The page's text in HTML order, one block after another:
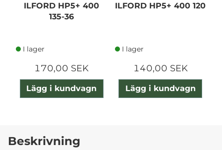
ILFORD HP5+ 400
135-36
I lager
170,00 SEK
Lägg i kundvagn
ILFORD HP5+ 400 120
I lager
140,00 SEK
Lägg i kundvagn
Beskrivning